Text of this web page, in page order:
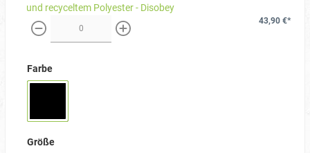
und recyceltem Polyester - Disobey
weniger mehr
43,90 €*
Farbe
Größe